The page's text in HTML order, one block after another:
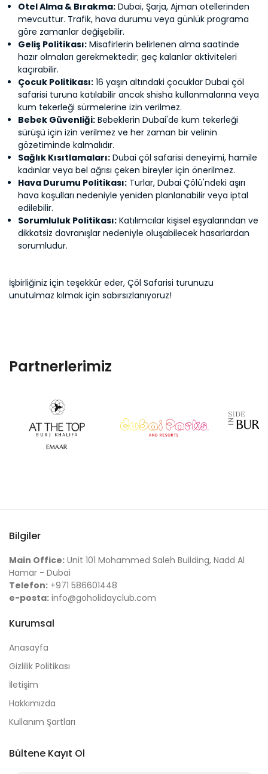
Otel Alma & Bırakma: Dubai, Şarja, Ajman otellerinden
mevcuttur. Trafik, hava durumu veya günlük programa
göre zamanlar değişebilir.
Geliş Politikası: Misafirlerin belirlenen alma saatinde
hazır olmaları gerekmektedir; geç kalanlar aktiviteleri
kaçırabilir.
Çocuk Politikası: 16 yaşın altındaki çocuklar Dubai çöl
safarisi turuna katılabilir ancak shisha kullanmalarına veya
kum tekerleği sürmelerine izin verilmez.
Bebek Güvenliği: Bebeklerin Dubai'de kum tekerleği
sürüşü için izin verilmez ve her zaman bir velinin
gözetiminde kalmalıdır.
Sağlık Kısıtlamaları: Dubai çöl safarisi deneyimi, hamile
kadınlar veya bel ağrısı çeken bireyler için önerilmez.
Hava Durumu Politikası: Turlar, Dubai Çölü'ndeki aşırı
hava koşulları nedeniyle yeniden planlanabilir veya iptal
edilebilir.
Sorumluluk Politikası: Katılımcılar kişisel eşyalarından ve
dikkatsiz davranışlar nedeniyle oluşabilecek hasarlardan
sorumludur.
İşbirliğiniz için teşekkür eder, Çöl Safarisi turunuzu
unutulmaz kılmak için sabırsızlanıyoruz!
Partnerlerimiz
Bilgiler
Main Office: Unit 101 Mohammed Saleh Building, Nadd Al
Hamar - Dubai
Telefon: +971 586601448
e-posta: info@goholidayclub.com
Kurumsal
Anasayfa
Gizlilik Politikası
İletişim
Hakkımızda
Kullanım Şartları
Bültene Kayıt Ol